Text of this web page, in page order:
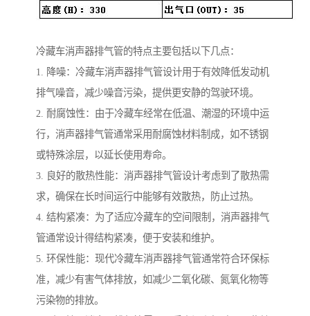
冷藏车消声器排气管的特点主要包括以下几点：
1. 降噪：冷藏车消声器排气管设计用于有效降低发动机
排气噪音，减少噪音污染，提供更安静的驾驶环境。
2. 耐腐蚀性：由于冷藏车经常在低温、潮湿的环境中运
行，消声器排气管通常采用耐腐蚀材料制成，如不锈钢
或特殊涂层，以延长使用寿命。
3. 良好的散热性能：消声器排气管设计考虑到了散热需
求，确保在长时间运行中能够有效散热，防止过热。
4. 结构紧凑：为了适应冷藏车的空间限制，消声器排气
管通常设计得结构紧凑，便于安装和维护。
5. 环保性能：现代冷藏车消声器排气管通常符合环保标
准，减少有害气体排放，如减少二氧化碳、氮氧化物等
污染物的排放。